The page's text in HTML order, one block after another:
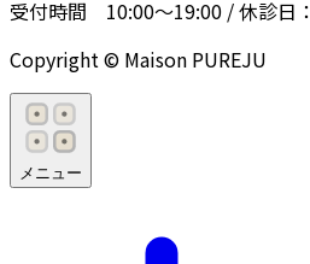
受付時間 10:00〜19:00 / 休診日：
Copyright © Maison PUREJU
メニュー